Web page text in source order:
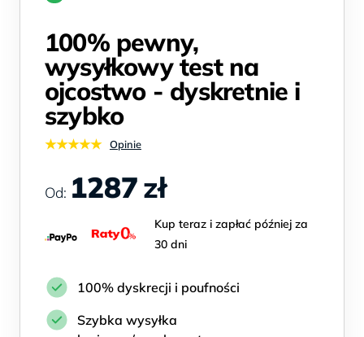
100% pewny,
wysyłkowy test na
ojcostwo - dyskretnie i
szybko
★★★★★ Opinie
Od: 1287zł
Kup teraz i zapłać później za
30 dni
100% dyskrecji i poufności
Szybka wysyłka